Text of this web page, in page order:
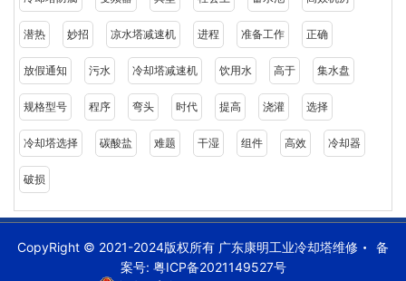
潜热 妙招 凉水塔减速机 进程 准备工作 正确
放假通知 污水 冷却塔减速机 饮用水 高于 集水盘
规格型号 程序 弯头 时代 提高 浇灌 选择
冷却塔选择 碳酸盐 难题 干湿 组件 高效 冷却器
破损
CopyRight © 2021-2024版权所有 广东康明工业冷却塔维修
备
案号: 粤ICP备2021149527号